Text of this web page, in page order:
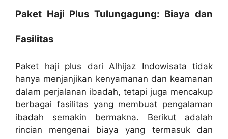
Paket Haji Plus Tulungagung: Biaya dan
Fasilitas
Paket haji plus dari Alhijaz Indowisata tidak
hanya menjanjikan kenyamanan dan keamanan
dalam perjalanan ibadah, tetapi juga mencakup
berbagai fasilitas yang membuat pengalaman
ibadah semakin bermakna. Berikut adalah
rincian mengenai biaya yang termasuk dan